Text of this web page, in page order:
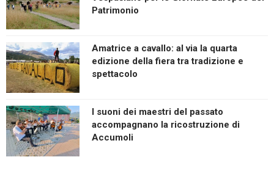
Patrimonio
Amatrice a cavallo: al via la quarta
edizione della fiera tra tradizione e
spettacolo
I suoni dei maestri del passato
accompagnano la ricostruzione di
Accumoli